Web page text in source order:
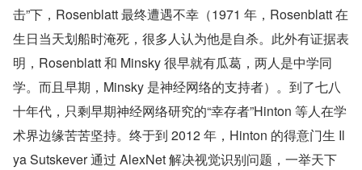
击”下，Rosenblatt 最终遭遇不幸（1971 年，Rosenblatt 在
生日当天划船时淹死，很多人认为他是自杀。此外有证据表
明，Rosenblatt 和 Minsky 很早就有瓜葛，两人是中学同
学。而且早期，Minsky 是神经网络的支持者）。到了七八
十年代，只剩早期神经网络研究的“幸存者”Hinton 等人在学
术界边缘苦苦坚持。终于到 2012 年，Hinton 的得意门生 Il
ya Sutskever 通过 AlexNet 解决视觉识别问题，一举天下